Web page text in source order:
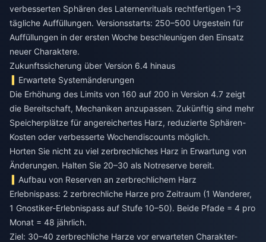
verbesserten Sphären des Laternenrituals rechtfertigen 1–3
tägliche Auffüllungen. Versionsstarts: 250–500 Urgestein für
Auffüllungen in der ersten Woche beschleunigen den Einsatz
neuer Charaktere.
Zukunftssicherung über Version 6.4 hinaus
Erwartete Systemänderungen
Die Erhöhung des Limits von 160 auf 200 in Version 4.7 zeigt
die Bereitschaft, Mechaniken anzupassen. Zukünftig sind mehr
Speicherplätze für angereichertes Harz, reduzierte Sphären-
Kosten oder verbesserte Wochendiscounts möglich.
Horten Sie nicht zu viel zerbrechliches Harz in Erwartung von
Änderungen. Halten Sie 20–30 als Notreserve bereit.
Aufbau von Reserven an zerbrechlichem Harz
Erlebnispass: 2 zerbrechliche Harze pro Zeitraum (1 Wanderer,
1 Gnostiker-Erlebnispass auf Stufe 10–50). Beide Pfade = 4 pro
Monat = 48 jährlich.
Ziel: 30–40 zerbrechliche Harze vor erwarteten Charakter-